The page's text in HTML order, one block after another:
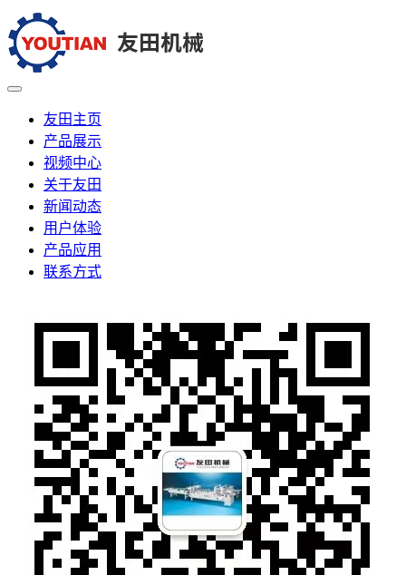
友田主页
产品展示
视频中心
关于友田
新闻动态
用户体验
产品应用
联系方式